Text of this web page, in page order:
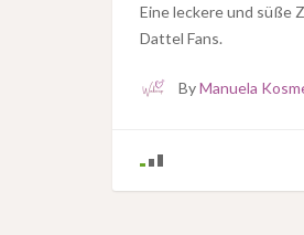
Eine leckere und süße
Dattel Fans.
ByManuela